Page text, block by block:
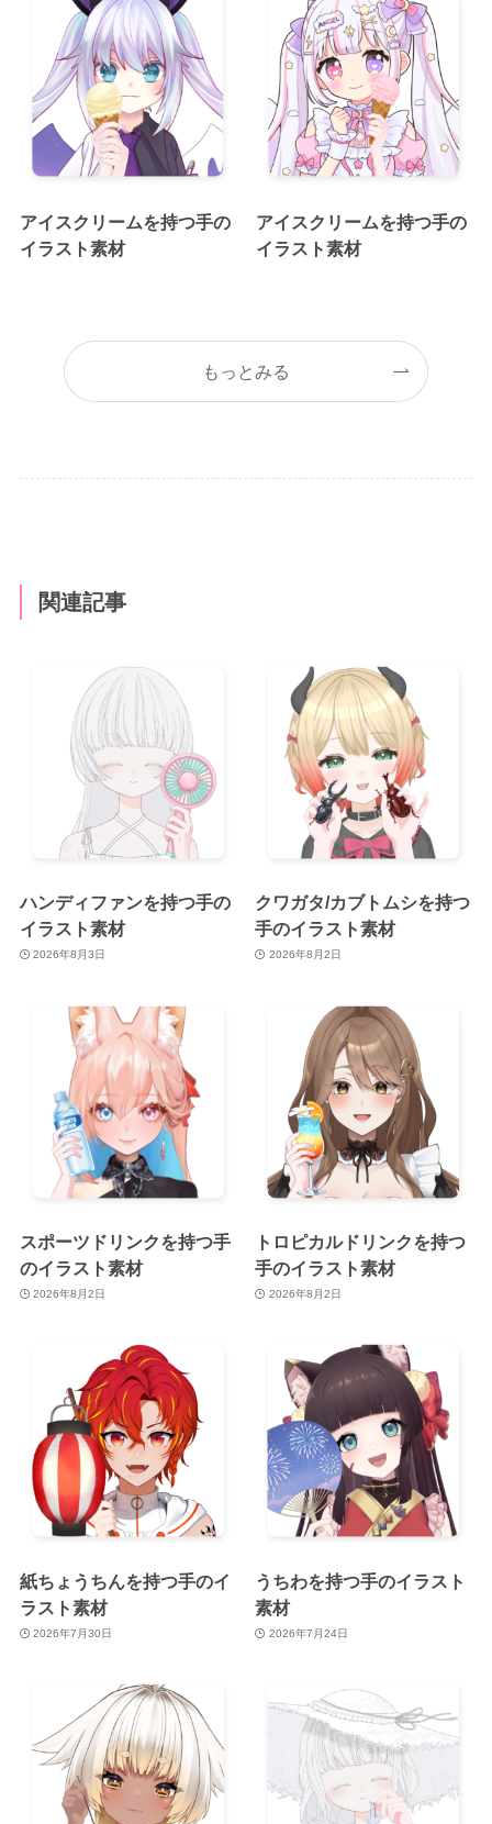
アイスクリームを持つ手の
イラスト素材
アイスクリームを持つ手の
イラスト素材
もっとみる
関連記事
ハンディファンを持つ手の
イラスト素材
2026年8月3日
クワガタ/カブトムシを持つ
手のイラスト素材
2026年8月2日
スポーツドリンクを持つ手
のイラスト素材
2026年8月2日
トロピカルドリンクを持つ
手のイラスト素材
2026年8月2日
紙ちょうちんを持つ手のイ
ラスト素材
2026年7月30日
うちわを持つ手のイラスト
素材
2026年7月24日